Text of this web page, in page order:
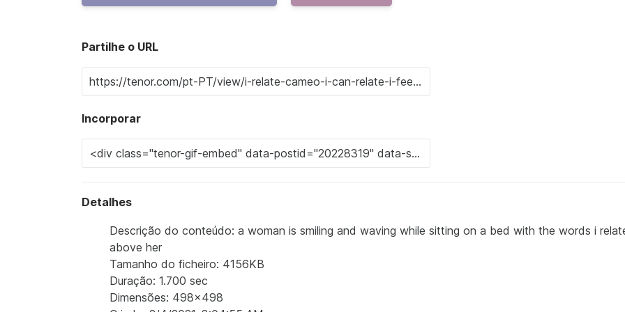
Partilhe o URL
Incorporar
Detalhes
Descrição do conteúdo: a woman is smiling and waving while sitting on a bed with the words i
above her
Tamanho do ficheiro: 4156KB
Duração: 1.700 sec
Dimensões: 498x498